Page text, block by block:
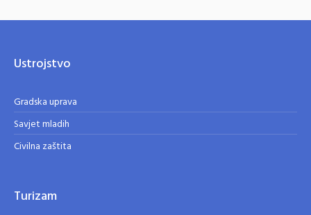
Ustrojstvo
Gradska uprava
Savjet mladih
Civilna zaštita
Turizam